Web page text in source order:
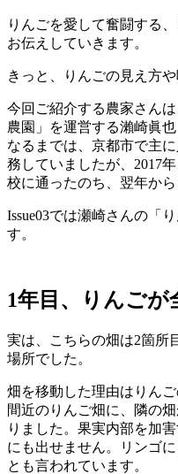
りんごを愛して奮闘する
お伝えしていきます。
きっと、りんごの見え方
今回ご紹介する農家さん
農園」を運営する瀨崎眞
なるまでは、京都市で主
務していましたが、2017
校に通ったのち、翌年か
Issue03では瀬崎さんの「
す。
1年目、りんごが
実は、こちらの畑は2箇所
場所でした。
畑を移動した理由はりん
間近のりんご畑に、隣の
りました。果実内部を加
にも出せません。リンゴ
とも言われています。